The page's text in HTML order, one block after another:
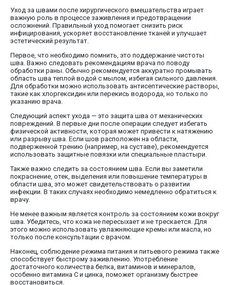
Уход за швами после хирургического вмешательства играет
важную роль в процессе заживления и предотвращении
осложнений. Правильный уход помогает снизить риск
инфицирования, ускоряет восстановление тканей и улучшает
эстетический результат.
Первое, что необходимо помнить, это поддержание чистоты
шва. Важно следовать рекомендациям врача по поводу
обработки раны. Обычно рекомендуется аккуратно промывать
область шва теплой водой с мылом, избегая сильного давления.
Для обработки можно использовать антисептические растворы,
такие как хлоргексидин или перекись водорода, но только по
указанию врача.
Следующий аспект ухода — это защита шва от механических
повреждений. В первые дни после операции следует избегать
физической активности, которая может привести к натяжению
или разрыву шва. Если шов расположен на области,
подверженной трению (например, на суставе), рекомендуется
использовать защитные повязки или специальные пластыри.
Также важно следить за состоянием шва. Если вы заметили
покраснение, отек, выделения или повышение температуры в
области шва, это может свидетельствовать о развитии
инфекции. В таких случаях необходимо немедленно обратиться к
врачу.
Не менее важным является контроль за состоянием кожи вокруг
шва. Убедитесь, что кожа не пересыхает и не трескается. Для
этого можно использовать увлажняющие кремы или масла, но
только после консультации с врачом.
Наконец, соблюдение режима питания и питьевого режима также
способствует быстрому заживлению. Употребление
достаточного количества белка, витаминов и минералов,
особенно витамина C и цинка, поможет организму быстрее
восстановиться.